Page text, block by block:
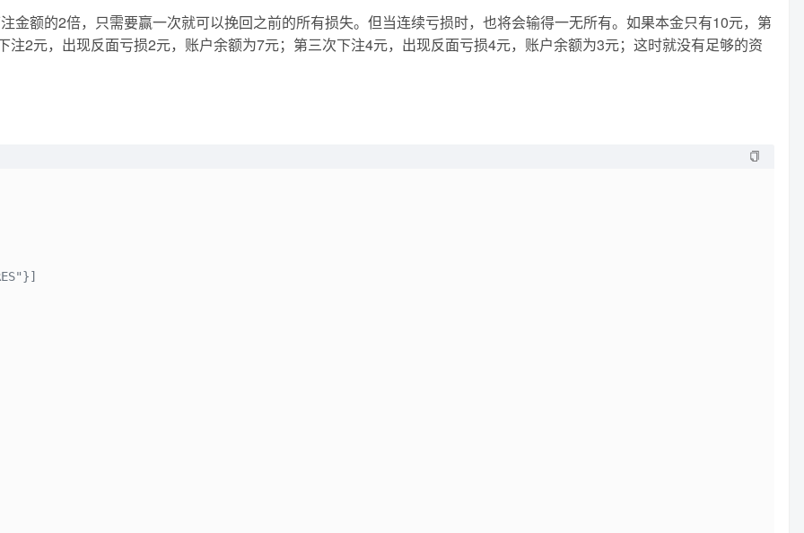
金额的2倍，只需要赢一次就可以挽回之前的所有损失。但当连续亏损时，也将会输得一无所有。如果本金只有10元，第
2元，出现反面亏损2元，账户余额为7元；第三次下注4元，出现反面亏损4元，账户余额为3元；这时就没有足够的资